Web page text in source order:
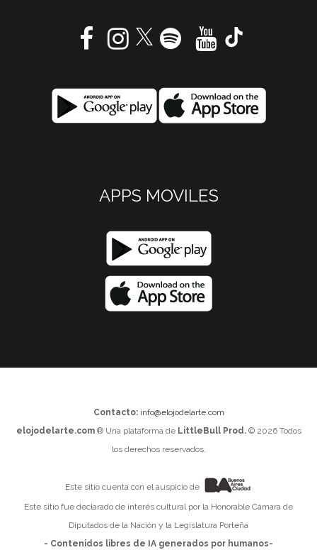
APPS MOVILES
Contacto: info@elojodelarte.com
elojodelarte.com® Una plataforma de LittleBull Prod.© 2026 Todos
los derechos reservados.
Este sitio cuenta con el auspicio de
Este sitio fue declarado de interés cultural por la Honorable Cámara de
Diputados de la Nación y la Legislatura Porteña
- Contenidos libres de IA generados por humanos-